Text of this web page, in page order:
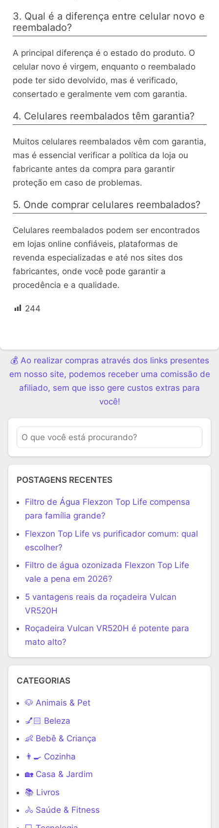
3. Qual é a diferença entre celular novo e
reembalado?
A principal diferença é o estado do produto. O
celular novo é virgem, enquanto o reembalado
pode ter sido devolvido, mas é verificado,
consertado e geralmente vem com garantia.
4. Celulares reembalados têm garantia?
Muitos celulares reembalados vêm com garantia,
mas é essencial verificar a política da loja ou
fabricante antes da compra para garantir
proteção em caso de problemas.
5. Onde comprar celulares reembalados?
Celulares reembalados podem ser encontrados
em lojas online confiáveis, plataformas de
revenda especializadas e até nos sites dos
fabricantes, onde você pode garantir a
procedência e a qualidade.
244
💰 Ao realizar compras através dos links presentes
em nosso site, podemos receber uma comissão de
afiliado, sem que isso gere custos extras para
você!
POSTAGENS RECENTES
Filtro de Água Flexzon Top Life compensa
para família grande?
Flexzon Top Life vs purificador comum: qual
escolher?
Filtro de água ozonizada Flexzon Top Life
vale a pena em 2026?
5 vantagens reais da roçadeira Vulcan
VR520H
Roçadeira Vulcan VR520H é potente para
mato alto?
CATEGORIAS
🐶 Animais & Pet
💅🏻 Beleza
👶 Bebê & Criança
👨‍🍳 Cozinha
🏡 Casa & Jardim
📚 Livros
🚴 Saúde & Fitness